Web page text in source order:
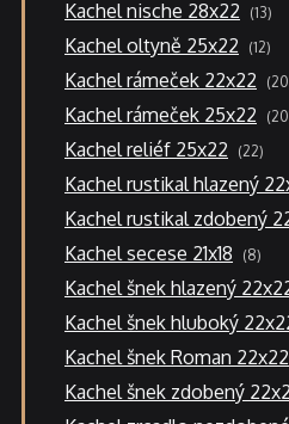
Kachel nische 28x22 1313
Kachel oltyně 25x22 1212
Kachel rámeček 22x22 20
Kachel rámeček 25x22 20
Kachel reliéf 25x22 2222
Kachel rustikal hlazený
Kachel rustikal zdobený
Kachel secese 21x18 88
Kachel šnek hlazený
Kachel šnek hluboký
Kachel šnek Roman 22x22
Kachel šnek zdobený